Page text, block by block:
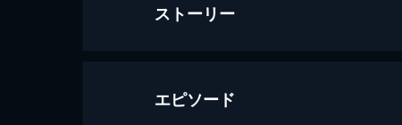
ストーリー
エピソード